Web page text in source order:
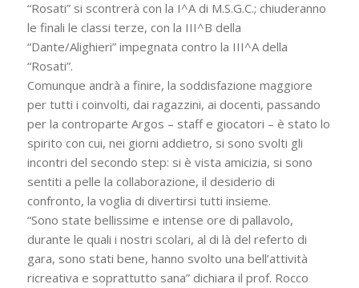
“Rosati” si scontrerà con la I^A di M.S.G.C.; chiuderanno
le finali le classi terze, con la III^B della
“Dante/Alighieri” impegnata contro la III^A della
“Rosati”.
Comunque andrà a finire, la soddisfazione maggiore
per tutti i coinvolti, dai ragazzini, ai docenti, passando
per la controparte Argos – staff e giocatori – è stato lo
spirito con cui, nei giorni addietro, si sono svolti gli
incontri del secondo step: si è vista amicizia, si sono
sentiti a pelle la collaborazione, il desiderio di
confronto, la voglia di divertirsi tutti insieme.
“Sono state bellissime e intense ore di pallavolo,
durante le quali i nostri scolari, al di là del referto di
gara, sono stati bene, hanno svolto una bell’attività
ricreativa e soprattutto sana” dichiara il prof. Rocco